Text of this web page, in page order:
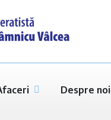
Despre noi